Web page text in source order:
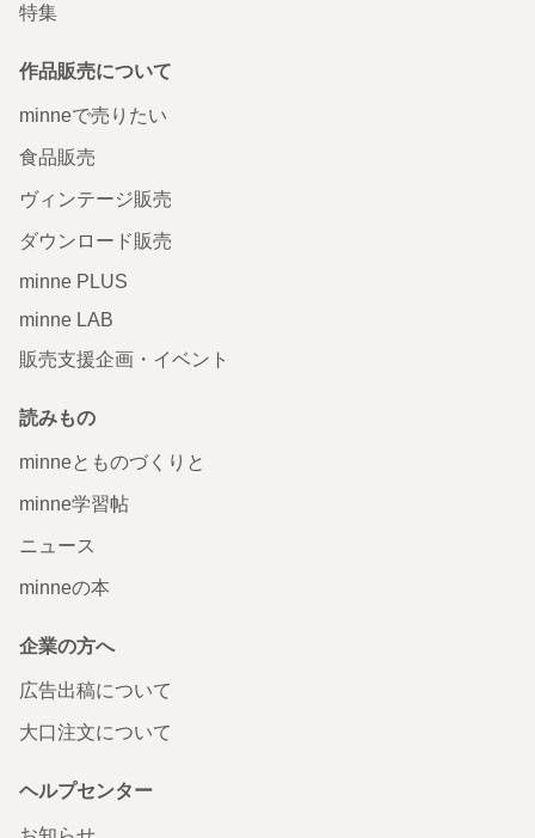
特集
作品販売について
minneで売りたい
食品販売
ヴィンテージ販売
ダウンロード販売
minne PLUS
minne LAB
販売支援企画・イベント
読みもの
minneとものづくりと
minne学習帖
ニュース
minneの本
企業の方へ
広告出稿について
大口注文について
ヘルプセンター